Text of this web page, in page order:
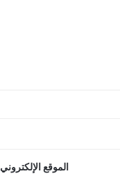
الموقع الإلكتروني